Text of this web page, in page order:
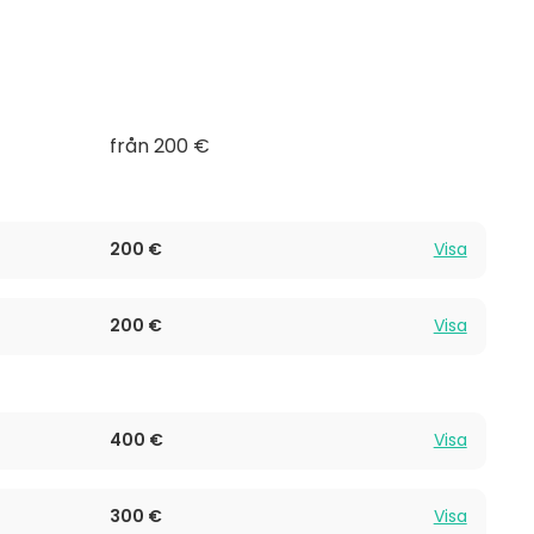
från 200 €
200 € Visa
200 € Visa
400 € Visa
300 € Visa